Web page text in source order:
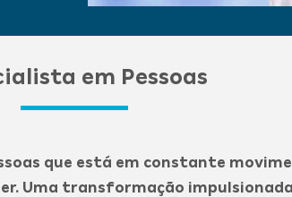
em Pessoas
que está em constante
Uma transformação